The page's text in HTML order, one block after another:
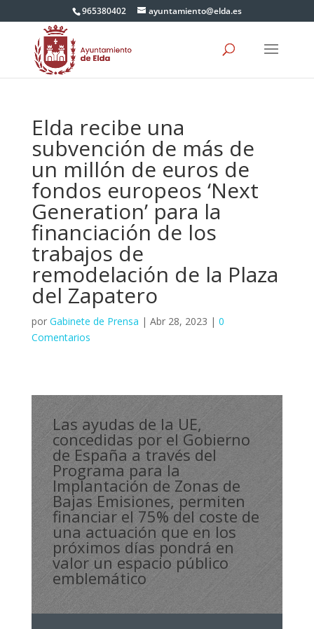
965380402 ayuntamiento@elda.es
Elda recibe una
subvención de más de
un millón de euros de
fondos europeos ‘Next
Generation’ para la
financiación de los
trabajos de
remodelación de la Plaza
del Zapatero
por Gabinete de Prensa | Abr 28, 2023 | 0
Comentarios
Las ayudas de la UE,
concedidas por el Gobierno
de España a través del
Programa para la
Implantación de Zonas de
Bajas Emisiones, permiten
financiar el 75% del coste de
una actuación que en los
próximos días pondrá en
valor un espacio público
emblemático